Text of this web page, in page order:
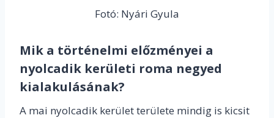
Fotó: Nyári Gyula
Mik a történelmi előzményei a
nyolcadik kerületi roma negyed
kialakulásának?
A mai nyolcadik kerület területe mindig is kicsit